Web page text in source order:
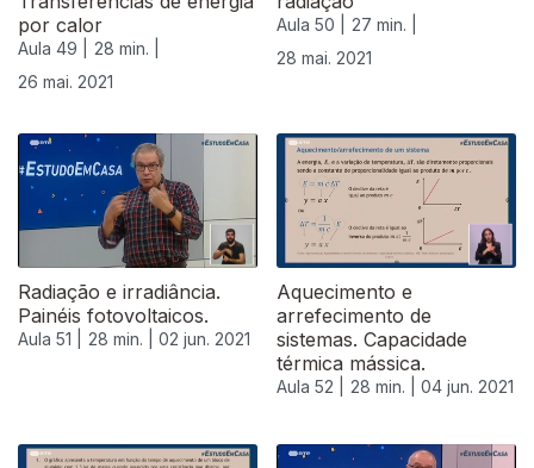
por calor
Aula 49 |
28 min. |
26 mai. 2021
Aula 50 |
27 min. |
28 mai. 2021
Radiação e irradiância.
Painéis fotovoltaicos.
Aula 51 | 28 min. | 02 jun. 2021
Aquecimento e
arrefecimento de
sistemas. Capacidade
térmica mássica.
Aula 52 | 28 min. | 04 jun. 2021